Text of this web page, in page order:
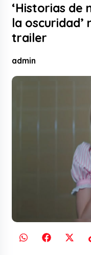
‘Historias de
la
trailer
admin